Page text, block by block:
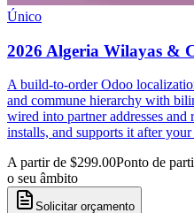
Único
2026 Algeria Wilayas &
A build-to-order Odoo
and commune hierarchy with
wired into partner addresses
installs, and supports it after
A partir de $299.00Ponto de
o seu âmbito
Solicitar orçamento